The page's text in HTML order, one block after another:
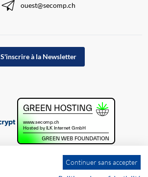
ouest@secomp.ch
S'inscrire à la Newsletter
Continuer sans accepter